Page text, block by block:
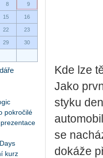
8 9
15 16
22 23
29 30
pokročilé
kurz
Kde lze
Jako
styku
se
dokáže